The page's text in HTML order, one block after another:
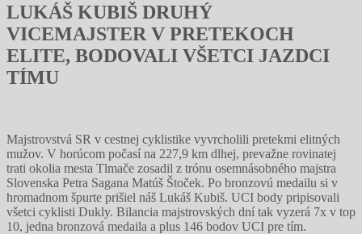
LUKÁŠ KUBIŠ DRUHÝ
VICEMAJSTER V PRETEKOCH
ELITE, BODOVALI VŠETCI JAZDCI
TÍMU
Majstrovstvá SR v cestnej cyklistike vyvrcholili pretekmi elitných
mužov. V horúcom počasí na 227,9 km dlhej, prevažne rovinatej
trati okolia mesta Tlmače zosadil z trónu osemnásobného majstra
Slovenska Petra Sagana Matúš Štoček. Po bronzovú medailu si v
hromadnom špurte prišiel náš Lukáš Kubiš. UCI body pripisovali
všetci cyklisti Dukly. Bilancia majstrovských dní tak vyzerá 7x v top
10, jedna bronzová medaila a plus 146 bodov UCI pre tím.